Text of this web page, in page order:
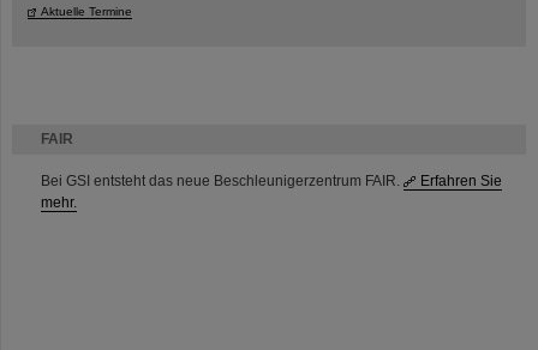
FAIR
Bei GSI entsteht das neue Beschleunigerzentrum FAIR.
Erfahren Sie
mehr.
Aktuelle Termine